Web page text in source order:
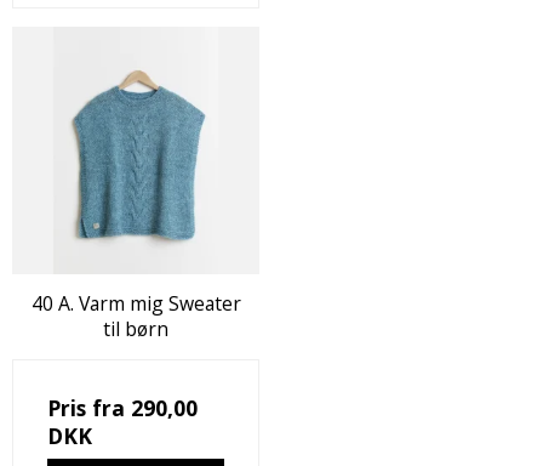
40 A. Varm mig Sweater
til børn
Pris fra 290,00
DKK